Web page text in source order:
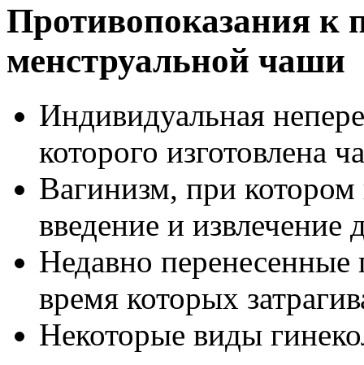
Противопоказания к
менструальной чаши
Индивидуальная
которого изготовлена
Вагинизм, при
введение и извлечение
Недавно перенесенные
время которых
Некоторые виды